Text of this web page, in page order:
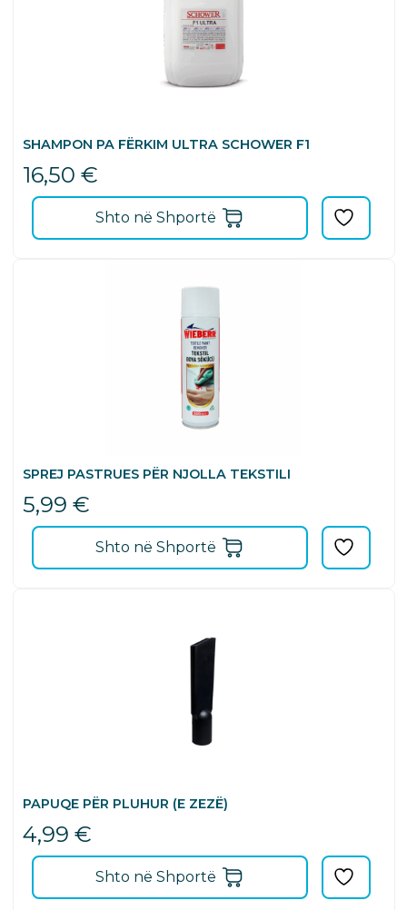
SHAMPON PA FËRKIM ULTRA SCHOWER F1
16,50 €
Shto në Shportë
SPREJ PASTRUES PËR NJOLLA TEKSTILI
5,99 €
Shto në Shportë
PAPUQE PËR PLUHUR (E ZEZË)
4,99 €
Shto në Shportë